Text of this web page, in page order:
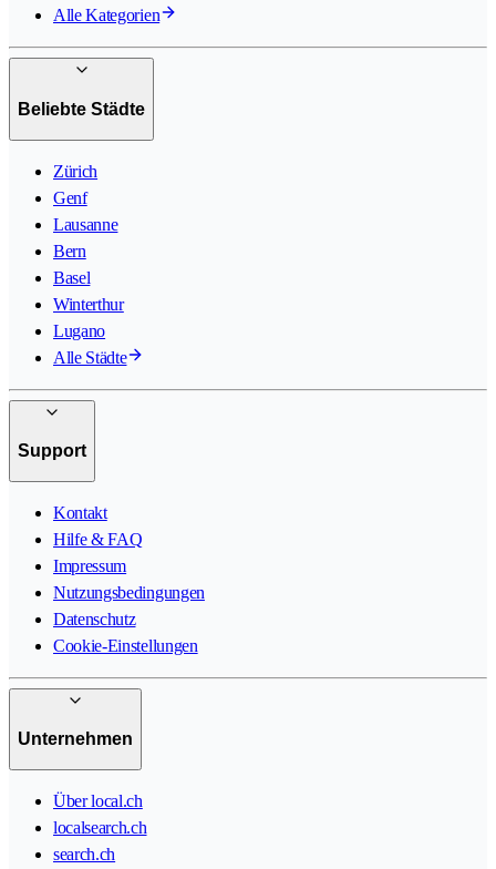
Alle Kategorien
Beliebte Städte
Zürich
Genf
Lausanne
Bern
Basel
Winterthur
Lugano
Alle Städte
Support
Kontakt
Hilfe & FAQ
Impressum
Nutzungsbedingungen
Datenschutz
Cookie-Einstellungen
Unternehmen
Über local.ch
localsearch.ch
search.ch